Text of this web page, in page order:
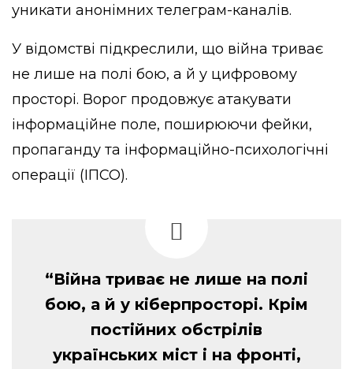
уникати анонімних телеграм-каналів.
У відомстві підкреслили, що війна триває
не лише на полі бою, а й у цифровому
просторі. Ворог продовжує атакувати
інформаційне поле, поширюючи фейки,
пропаганду та інформаційно-психологічні
операції (ІПСО).
“Війна триває не лише на полі
бою, а й у кіберпросторі. Крім
постійних обстрілів
українських міст і на фронті,